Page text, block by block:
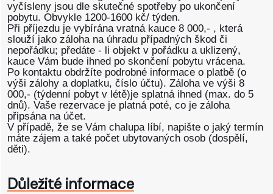
vyčísleny jsou dle skutečné spotřeby po ukončení
pobytu. Obvykle 1200-1600 kč/ týden.
Při příjezdu je vybírána vratná kauce 8 000,- , která
slouží jako záloha na úhradu případných škod či
nepořádku; předáte - li objekt v pořádku a uklizený,
kauce Vám bude ihned po skončení pobytu vrácena.
Po kontaktu obdržíte podrobné informace o platbě (o
výši zálohy a doplatku, číslo účtu). Záloha ve výši 8
000,- (týdenní pobyt v létě)je splatná ihned (max. do 5
dnů). Vaše rezervace je platná poté, co je záloha
připsána na účet.
V případě, že se Vám chalupa líbí, napište o jaký termín
máte zájem a také počet ubytovaných osob (dospělí,
děti).
Důležité informace